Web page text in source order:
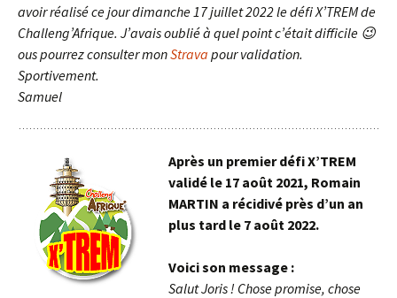
avoir réalisé ce jour dimanche 17 juillet 2022 le défi X’TREM de
Challeng’Afrique. J’avais oublié à quel point c’était difficile 😉
ous pourrez consulter monStrava pour validation.
Sportivement.
Samuel
Après un premier défi X’TREM
validé le 17 août 2021, Romain
MARTIN a récidivé près d’un an
plus tard le 7 août 2022.
Voici son message :
Salut Joris ! Chose promise, chose